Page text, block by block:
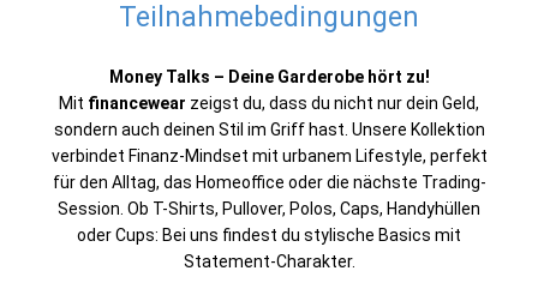
Teilnahmebedingungen
Money Talks – Deine Garderobe hört zu!
Mit financewear zeigst du, dass du nicht nur dein Geld,
sondern auch deinen Stil im Griff hast. Unsere Kollektion
verbindet Finanz-Mindset mit urbanem Lifestyle, perfekt
für den Alltag, das Homeoffice oder die nächste Trading-
Session. Ob T-Shirts, Pullover, Polos, Caps, Handyhüllen
oder Cups: Bei uns findest du stylische Basics mit
Statement-Charakter.